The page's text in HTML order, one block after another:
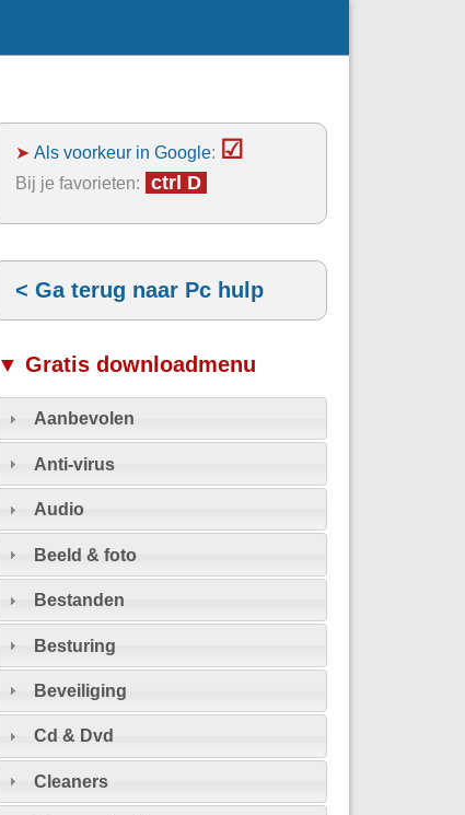
➤Als voorkeur in Google: ☑
Bij je favorieten: ctrl D
< Ga terug naar Pc hulp
▼ Gratis downloadmenu
Aanbevolen
Anti-virus
Audio
Beeld & foto
Bestanden
Besturing
Beveiliging
Cd & Dvd
Cleaners